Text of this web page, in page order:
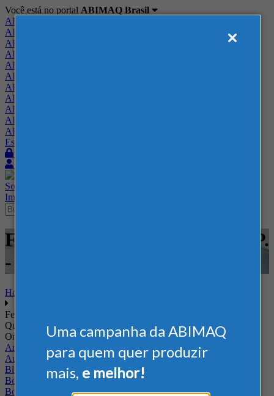
Uma campanha da ABIMAQ
para quem quer produzir
mais, e melhor!
Você está no portal ABIMAQ Brasil
ABIMAQ Brasil
ABIMAQ Minas Gerais
ABIMAQ Norte-Nordeste
ABIMAQ Paraná
ABIMAQ Piracicaba
ABIMAQ Ribeirão Preto
ABIMAQ Rio de Janeiro
ABIMAQ Rio Grande do Sul
ABIMAQ Santa Catarina
ABIMAQ São Paulo
ABIMAQ Vale do Paraíba
Escritório de Relações Governamentais
Sobre
Imprensa
Feiras - Golden Hall WTC - SP.
- Ginástica
Home
Feiras
Quando
Onde
Arena Jaguariuna
Auditório Albano Franco - FIEPA
Blumenau - SC
BolognaFiere
Boulevard Olimpico - RJ